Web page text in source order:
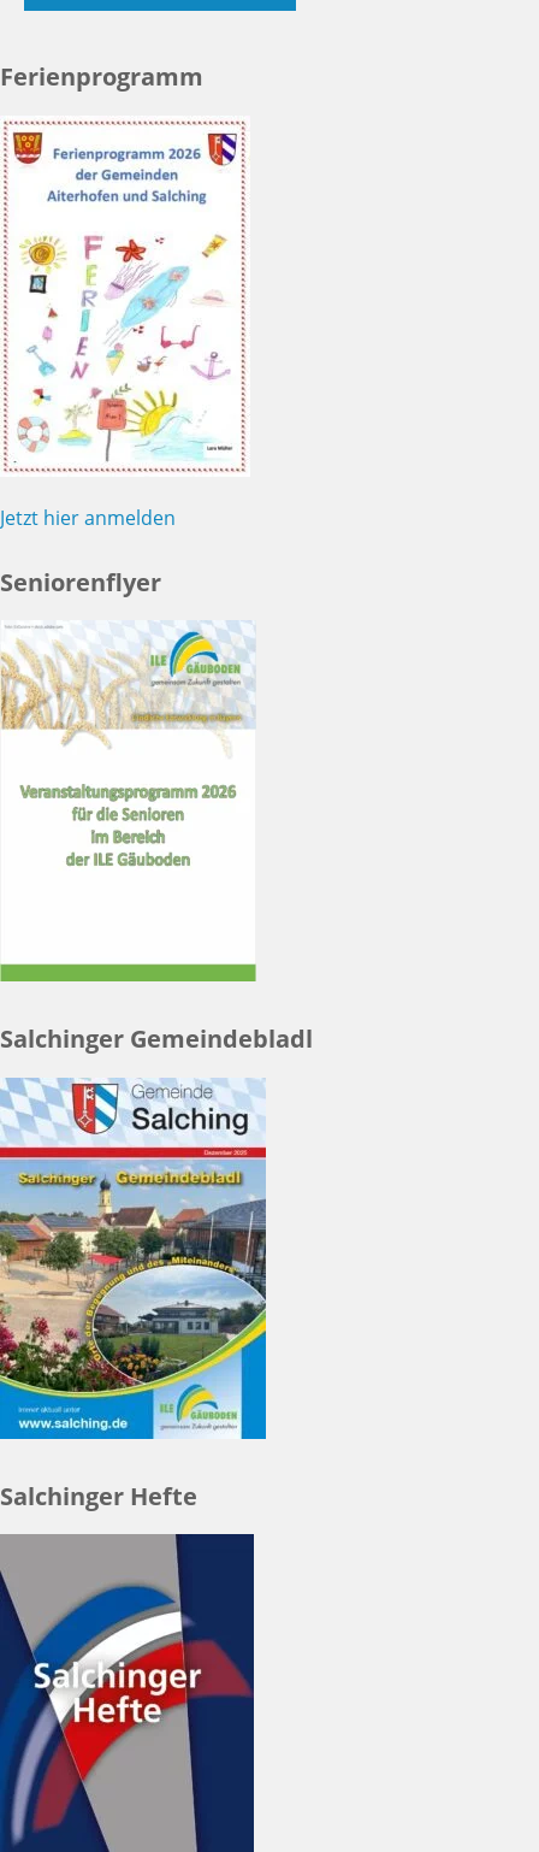
Ferienprogramm
Jetzt hier anmelden
Seniorenflyer
Salchinger Gemeindebladl
Salchinger Hefte